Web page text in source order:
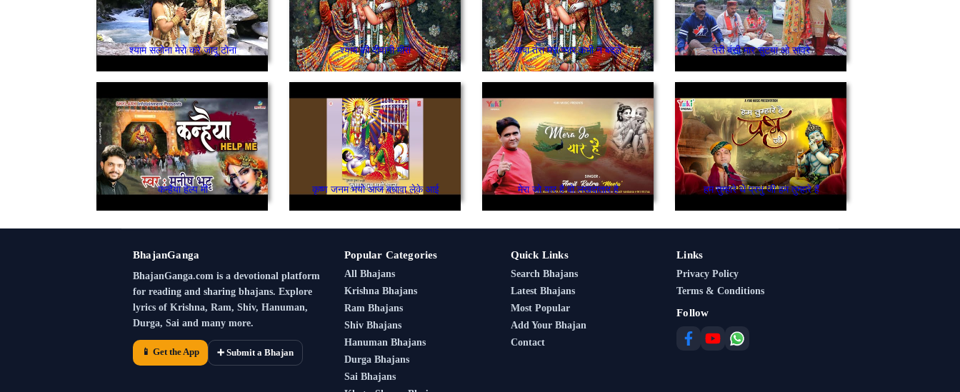
श्याम सलोना मेरो करे जादू टोना श्याम की दीवानी मीरां बाबा तेरा मेरा प्यार,कभी न बदले तेरी बंसी मार सुटया ओ सांवरे
कन्हैया हेल्प मी कृष्ण जनम भयो आज बधावा लेके आई मेरा जो यार है वो लखदातार है हम तुम्हारे थे प्रभु जी हम तुम्हारे हैं
BhajanGanga
BhajanGanga.com is a devotional platform
for reading and sharing bhajans. Explore
lyrics of Krishna, Ram, Shiv, Hanuman,
Durga, Sai and many more.
📱 Get the App ➕ Submit a Bhajan
Popular Categories
All Bhajans
Krishna Bhajans
Ram Bhajans
Shiv Bhajans
Hanuman Bhajans
Durga Bhajans
Sai Bhajans
Quick Links
Search Bhajans
Latest Bhajans
Most Popular
Add Your Bhajan
Contact
Links
Privacy Policy
Terms & Conditions
Follow